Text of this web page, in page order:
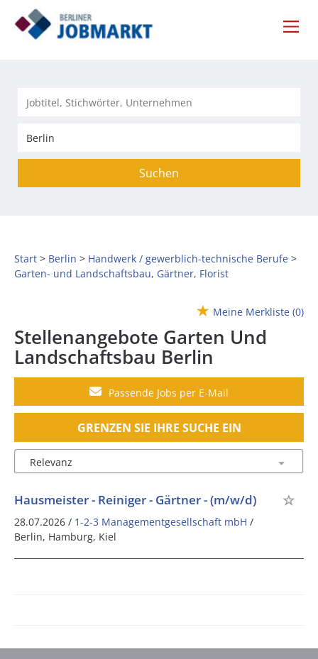
Suchen
Start Berlin
Handwerk / gewerblich-technische Berufe
Garten- und Landschaftsbau, Gärtner, Florist
Meine Merkliste (0)
Stellenangebote Garten Und
Landschaftsbau Berlin
Passende Jobs per E-Mail
GRENZEN SIE IHRE SUCHE EIN
Hausmeister - Reiniger - Gärtner - (m/w/d)
28.07.2026 / 1-2-3 Managementgesellschaft mbH /
Berlin, Hamburg, Kiel